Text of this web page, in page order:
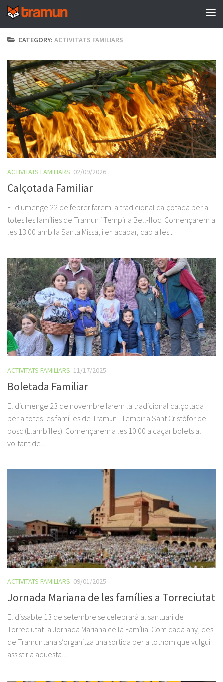
Skip to content
CATEGORY: ACTIVITATS FAMILIARS
ACTIVITATS FAMILIARS 02/09/2026
Calçotada Familiar
El diumenge 22 de febrer farem la tradicional calçotada per a
totes les famílies de Tramun i Tempir a Bell-lloc. Començarem a
les 13:00 amb la Santa Missa, i en acabar, cap a les...
ACTIVITATS FAMILIARS 11/17/2025
Boletada Familiar
El diumenge 23 de novembre farem la tradicional calçotada
per a totes les famílies de Tramun i Tempir a Sant Cristòfor de
bosc (Llambilles). Començarem a les 10:00 a caçar bolets al
voltant de...
ACTIVITATS FAMILIARS 09/01/2025
Jornada Mariana de les famílies a Torreciutat
El dissabte 13 de setembre se celebrarà al santuari de
Torreciutat la Jornada Mariana de la Família. Com cada any, des
de Tramuntana s’organitza una sortida per a tothom que vulgui
assistir a aquesta...